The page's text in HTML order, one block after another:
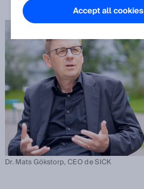
Dr. Mats Gökstorp, CEO de SICK
Accept all cookies